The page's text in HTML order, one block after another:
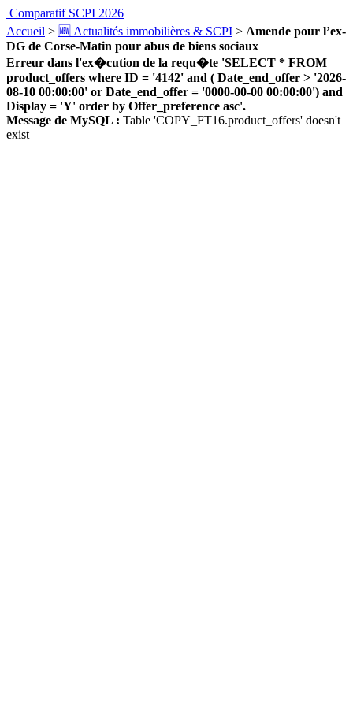
Comparatif SCPI 2026
Accueil > 🆕 Actualités immobilières & SCPI > Amende pour l’ex-
DG de Corse-Matin pour abus de biens sociaux
Erreur dans l'ex�cution de la requ�te 'SELECT * FROM
product_offers where ID = '4142' and ( Date_end_offer > '2026-
08-10 00:00:00' or Date_end_offer = '0000-00-00 00:00:00') and
Display = 'Y' order by Offer_preference asc'.
Message de MySQL : Table 'COPY_FT16.product_offers' doesn't
exist